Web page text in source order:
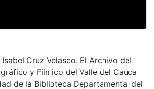
Cruz Velasco. El Archivo del
y Fílmico del Valle del Cauca
de la Biblioteca Departamental del